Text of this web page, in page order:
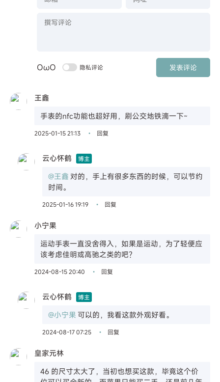
OωO 隐私评论 发表评论
王鑫
手表的nfc功能也超好用，刷公交地铁滴一下~
2025-01-15 21:13 • 回复
云心怀鹤 博主
@王鑫 对的，手上有很多东西的时候，可以节约
时间。
2025-01-16 19:19 • 回复
小宁果
运动手表一直没舍得入，如果是运动，为了轻便应
该考虑佳明或高驰之类的吧？
2024-08-15 20:40 • 回复
云心怀鹤 博主
@小宁果 可以的，我看这款外观好看。
2024-08-17 07:25 • 回复
皇家元林
46 的尺寸太大了，当初也想买这款，毕竟这个价